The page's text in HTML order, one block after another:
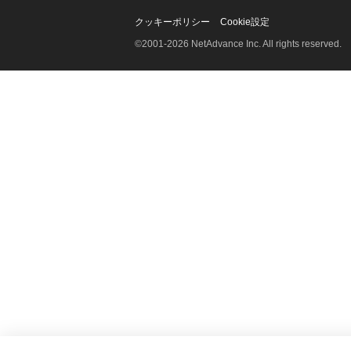
クッキーポリシー
Cookie設定
©2001-2026 NetAdvance Inc. All rights reserved.